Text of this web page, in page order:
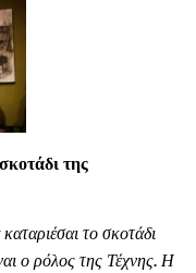
της
το σκοτάδι
ο ρόλος της Τέχνης. Η